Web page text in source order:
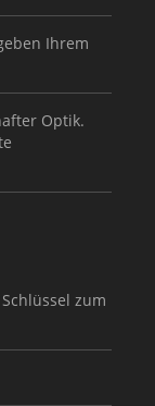
Ihrem
Optik.
zum